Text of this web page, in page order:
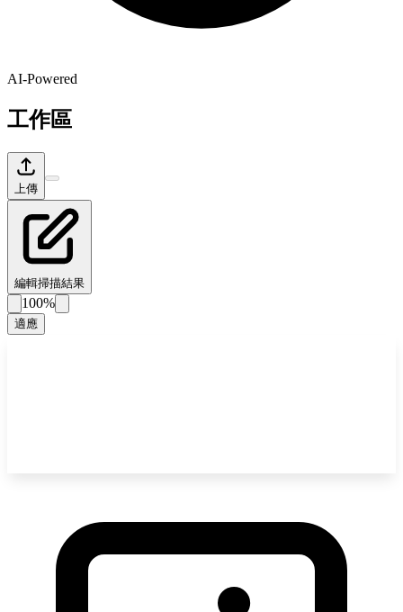
AI-Powered
工作區
上傳
編輯掃描結果
100%
適應